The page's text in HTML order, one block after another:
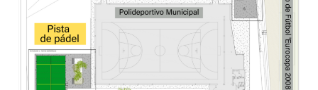
aprueba
277.000
euros
para